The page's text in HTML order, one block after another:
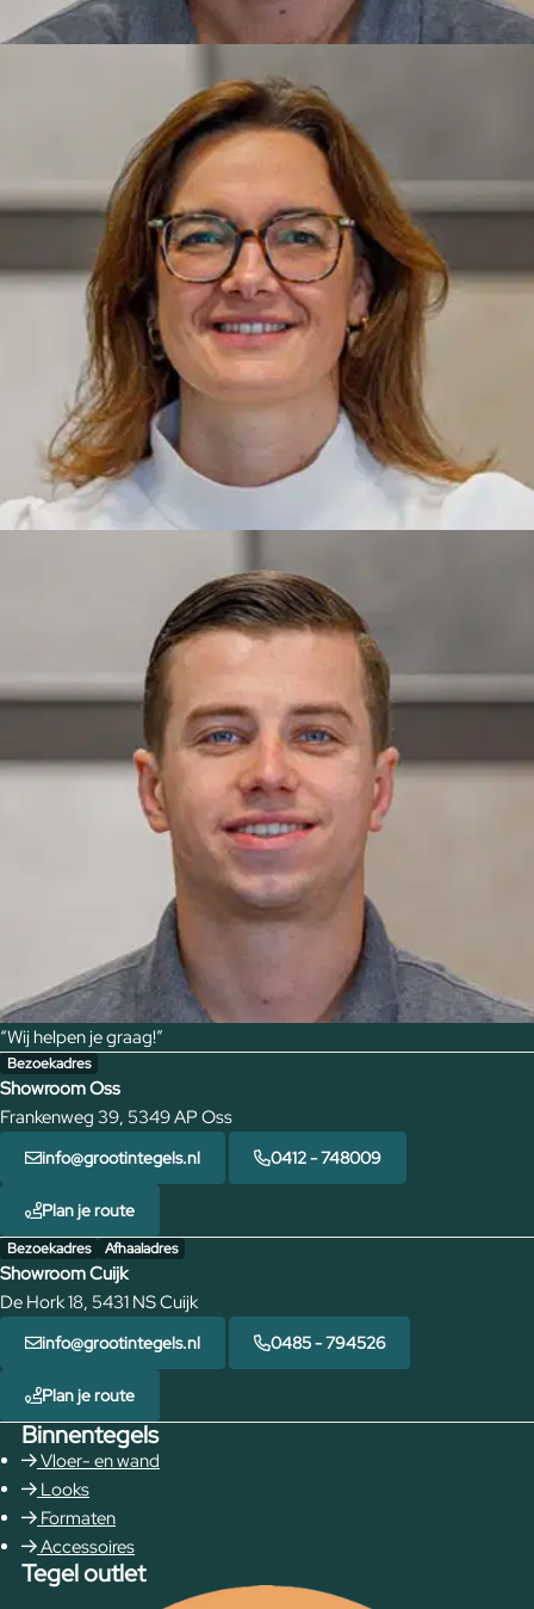
“Wij helpen je graag!”
Bezoekadres
Showroom Oss
Frankenweg 39, 5349 AP Oss
info@grootintegels.nl 0412 - 748009
Plan je route
Bezoekadres Afhaaladres
Showroom Cuijk
De Hork 18, 5431 NS Cuijk
info@grootintegels.nl 0485 - 794526
Plan je route
Binnentegels
Vloer- en wand
Looks
Formaten
Accessoires
Tegel outlet